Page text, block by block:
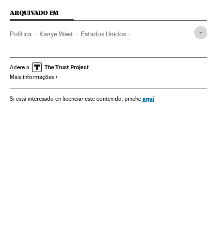
ARQUIVADO EM
Política Kanye West Estados Unidos
Donald Trump Joseph Biden
Adere a
Mais informações
Si está interesado en licenciar este contenido, pinche aquí